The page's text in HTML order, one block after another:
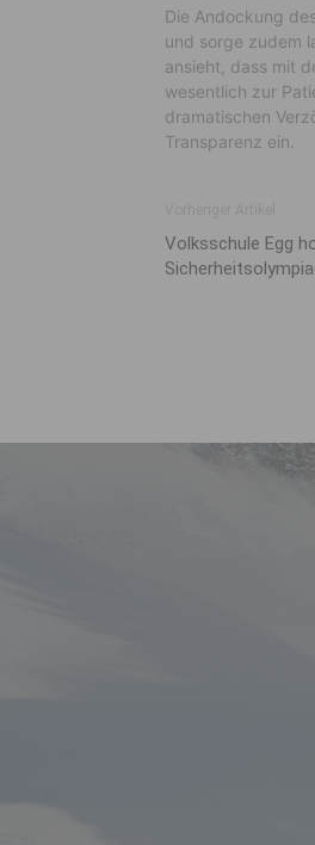
Die Andockung
und sorge zudem
ansieht, dass mit
wesentlich zur
dramatischen
Transparenz ein.
Volksschule Egg